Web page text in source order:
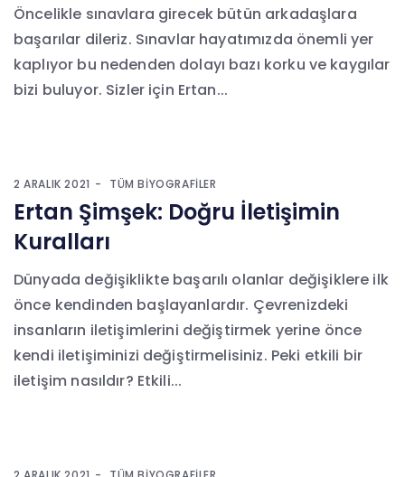
Öncelikle sınavlara girecek bütün arkadaşlara
başarılar dileriz. Sınavlar hayatımızda önemli yer
kaplıyor bu nedenden dolayı bazı korku ve kaygılar
bizi buluyor. Sizler için Ertan...
2 ARALIK 2021 TÜM BIYOGRAFILER
Ertan Şimşek: Doğru İletişimin
Kuralları
Dünyada değişiklikte başarılı olanlar değişiklere ilk
önce kendinden başlayanlardır. Çevrenizdeki
insanların iletişimlerini değiştirmek yerine önce
kendi iletişiminizi değiştirmelisiniz. Peki etkili bir
iletişim nasıldır? Etkili...